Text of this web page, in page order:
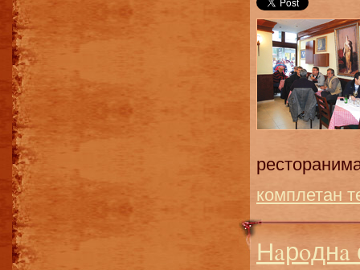
комплетан
Нaрoднa